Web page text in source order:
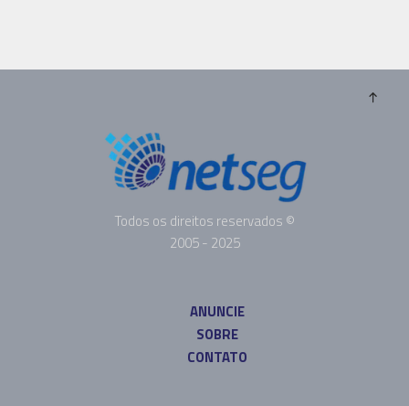
Todos os direitos reservados ©
2005 - 2025
ANUNCIE
SOBRE
CONTATO